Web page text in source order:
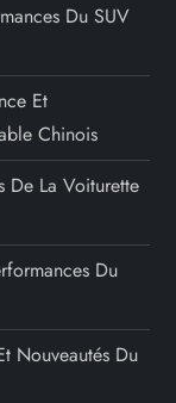
Du SUV
Et
Chinois
De La Voiturette
Du
Nouveautés Du